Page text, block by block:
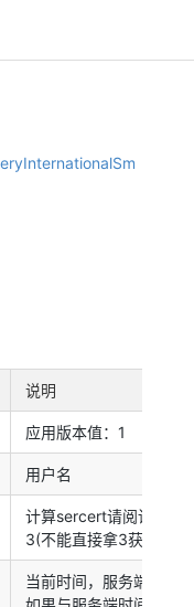
说明
应用版本值：1
用户名
计算sercert请阅读1 2
3(不能直接拿3获取到
当前时间，服务端会验